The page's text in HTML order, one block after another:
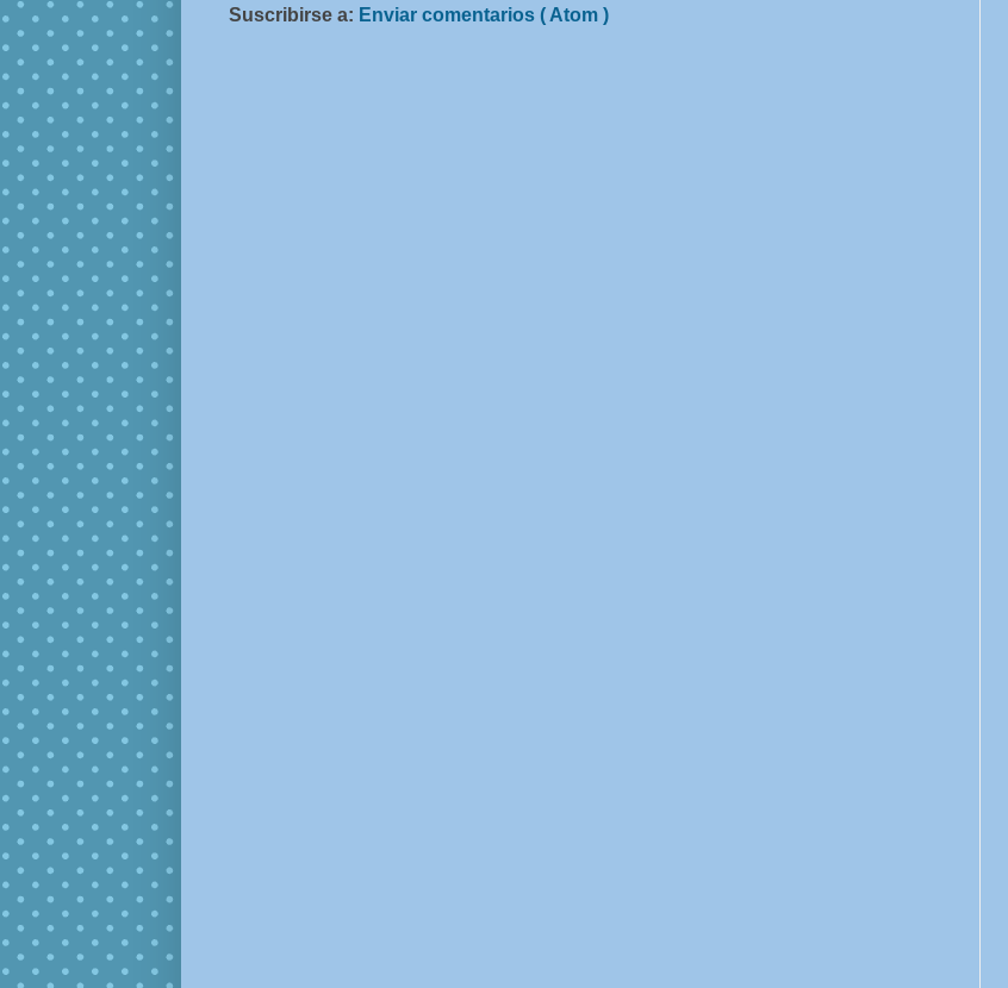
Suscribirse a: Enviar comentarios ( Atom )